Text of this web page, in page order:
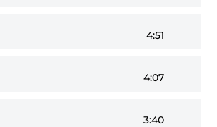
4:51
4:07
3:40